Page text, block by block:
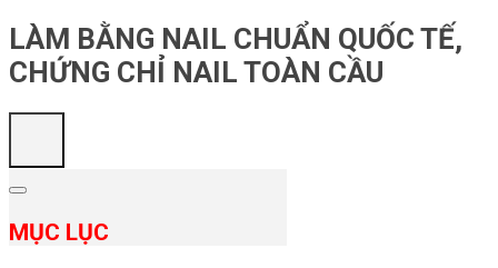
LÀM BẰNG NAIL CHUẨN QUỐC TẾ,
CHỨNG CHỈ NAIL TOÀN CẦU
MỤC LỤC